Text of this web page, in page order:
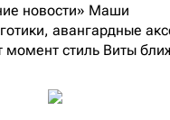
новости» Маши
авангардные
стиль Виты